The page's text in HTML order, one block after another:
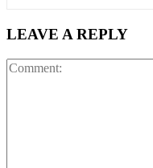
LEAVE A REPLY